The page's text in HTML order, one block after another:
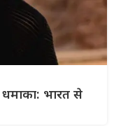
भारत से